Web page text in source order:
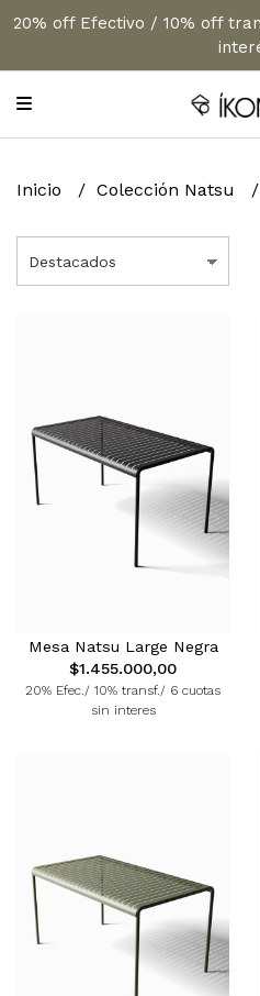
20% off Efectivo / 10% off
Inicio Colección Natsu
Mesa Natsu Large Negra
$1.455.000,00
20% Efec./ 10% transf./ 6 cuotas
sin interes